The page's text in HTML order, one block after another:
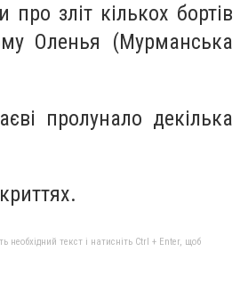
зліт кількох бортів
Оленья (Мурманська
пролунало декілька
необхідний текст і натисніть Ctrl + Enter, щоб